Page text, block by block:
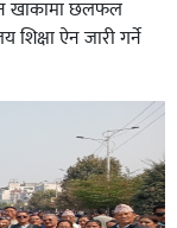
खाकामा छलफल
शिक्षा ऐन जारी गर्ने